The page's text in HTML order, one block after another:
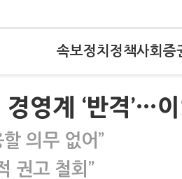
속보정치 정책사회 증
경영계 ‘반격’…
의무 없어”
권고 철회”